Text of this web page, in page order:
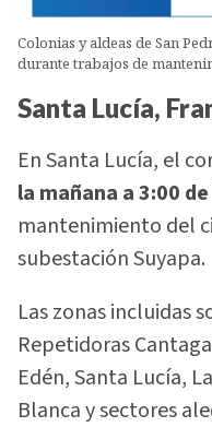
Colonias y aldeas de San
durante trabajos de
Santa Lucía,
En Santa Lucía, el
la mañana a 3:00
mantenimiento del
subestación Suyapa.
Las zonas incluidas
Repetidoras
Edén, Santa Lucía,
Blanca y sectores